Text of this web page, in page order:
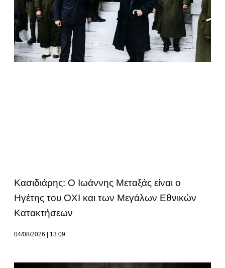
Κασιδιάρης: Ο Ιωάννης Μεταξάς είναι ο
Ηγέτης του ΟΧΙ και των Μεγάλων Εθνικών
Κατακτήσεων
04/08/2026 13:09